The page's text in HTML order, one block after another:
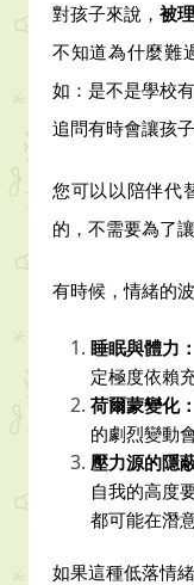
對孩子來說， 被
不知道為什麼難
如：是不是學校
追問有時會讓孩子
您可以以陪伴代
的，不需要為了
有時候，情緒的
睡眠與體力：
定極度依賴
荷爾蒙變化：
的劇烈變動
壓力源的隱
自我的高度
都可能在潛
如果這種低落情